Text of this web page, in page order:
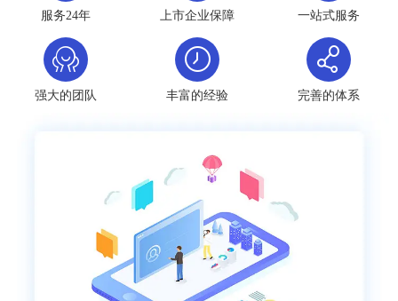
服务24年 上市企业保障 一站式服务
强大的团队 丰富的经验 完善的体系